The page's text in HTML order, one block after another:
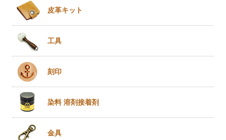
皮革キット
工具
刻印
染料 溶剤接着剤
金具